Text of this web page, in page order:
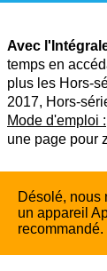
Avec
temps en
plus les Hors-
2017, Hors-
Mode d'emploi :
une page pour
Désolé, nous
un appareil
recommandé.